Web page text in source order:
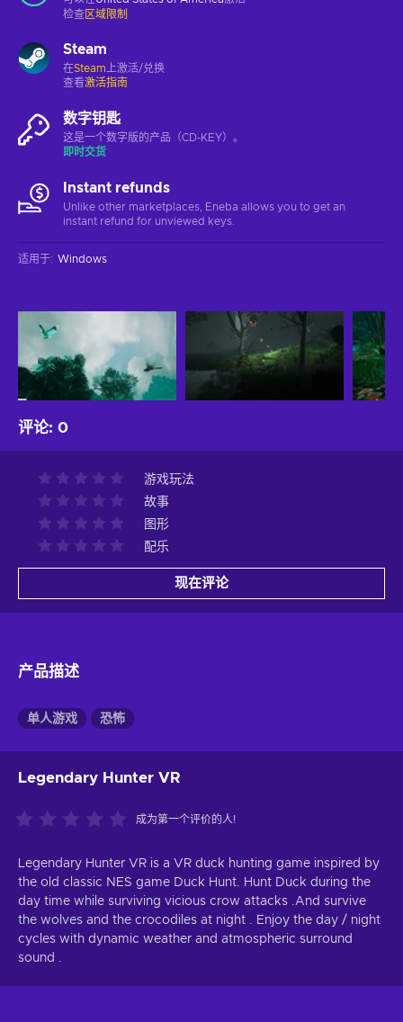
检查 区域限制
Steam
在Steam 上激活/兑换
查看激活指南
数字钥匙
这是一个数字版的产品（CD-KEY）。
即时交货
Instant refunds
Unlike other marketplaces, Eneba allows you to get an
instant refund for unviewed keys.
适用于: Windows
评论: 0
游戏玩法
故事
图形
配乐
现在评论
产品描述
单人游戏 恐怖
Legendary Hunter VR
成为第一个评价的人!
Legendary Hunter VR is a VR duck hunting game inspired by
the old classic NES game Duck Hunt. Hunt Duck during the
day time while surviving vicious crow attacks .And survive
the wolves and the crocodiles at night . Enjoy the day / night
cycles with dynamic weather and atmospheric surround
sound .